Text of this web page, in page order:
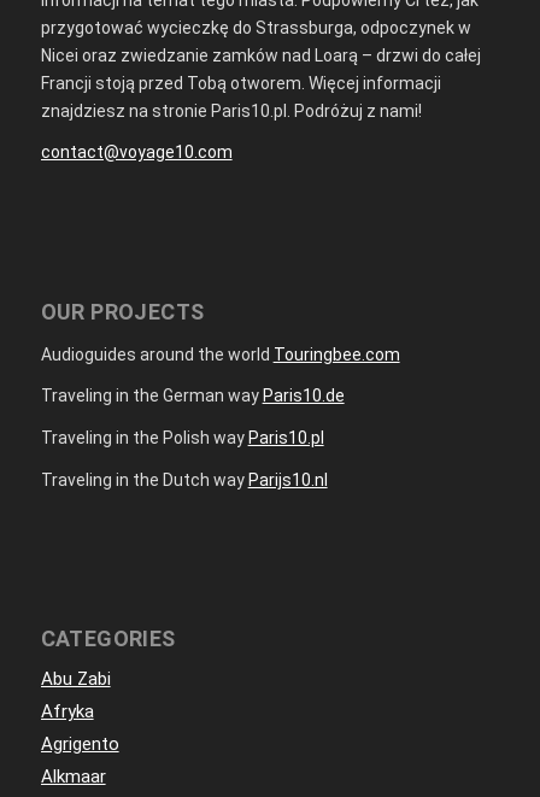
przygotować wycieczkę do Strassburga, odpoczynek w
Nicei oraz zwiedzanie zamków nad Loarą – drzwi do całej
Francji stoją przed Tobą otworem. Więcej informacji
znajdziesz na stronie Paris10.pl. Podróżuj z nami!
contact@voyage10.com
OUR PROJECTS
Audioguides around the world Touringbee.com
Traveling in the German way Paris10.de
Traveling in the Polish way Paris10.pl
Traveling in the Dutch way Parijs10.nl
CATEGORIES
Abu Zabi
Afryka
Agrigento
Alkmaar